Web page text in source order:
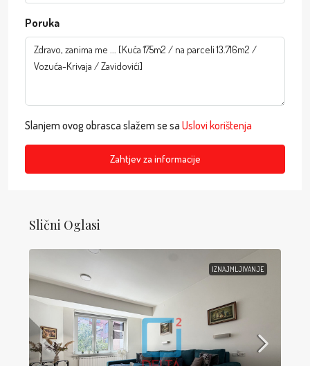
Poruka
Slanjem ovog obrasca slažem se sa Uslovi korištenja
Zahtjev za informacije
Slični Oglasi
IZNAJMLJIVANJE